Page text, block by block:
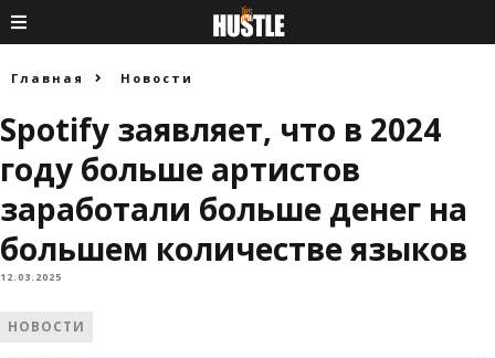
Главная Новости
Spotify заявляет, что в 2024
году больше артистов
заработали больше денег на
большем количестве языков
12.03.2025
НОВОСТИ